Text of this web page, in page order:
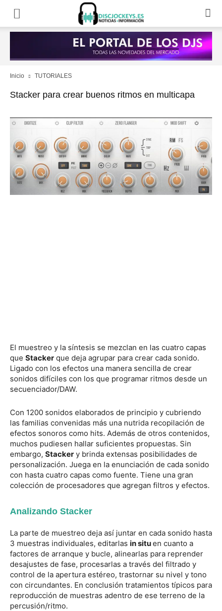
Inicio TUTORIALES
Stacker para crear buenos ritmos en multicapa
El muestreo y la síntesis se mezclan en las cuatro capas
que Stacker que deja agrupar para crear cada sonido.
Ligado con los efectos una manera sencilla de crear
sonidos difíciles con los que programar ritmos desde un
secuenciador/DAW.
Con 1200 sonidos elaborados de principio y cubriendo
las familias convenidas más una nutrida recopilación de
efectos sonoros como hits. Además de otros contenidos,
muchos pudiesen hallar suficientes propuestas. Sin
embargo, Stacker y brinda extensas posibilidades de
personalización. Juega en la enunciación de cada sonido
con hasta cuatro capas como fuente. Tiene una gran
colección de procesadores que agregan filtros y efectos.
Analizando Stacker
La parte de muestreo deja así juntar en cada sonido hasta
3 muestras individuales, editarlas in situen cuanto a
factores de arranque y bucle, alinearlas para reprender
desajustes de fase, procesarlas a través del filtrado y
control de la apertura estéreo, trastornar su nivel y tono
con circundantes. En conclusión tratamientos típicos para
reproducción de muestras adentro de ese terreno de la
percusión/ritmo.